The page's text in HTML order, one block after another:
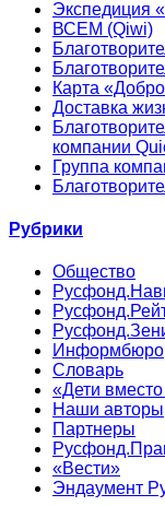
Экспедиция
ВСЕМ (Qiwi)
Карта
Доставка
компании
Группа
Рубрики
Общество
Информбюро
Словарь
«Дети
Наши авторы
Партнеры
«Вести»
Эндаумент